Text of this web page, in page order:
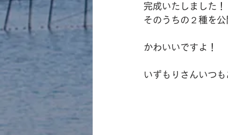
完成いたしました！
そのうちの２種を
かわいいですよ！
いずもりさんいつ